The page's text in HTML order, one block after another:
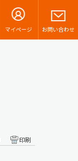
マイページ お問い合わせ
印刷